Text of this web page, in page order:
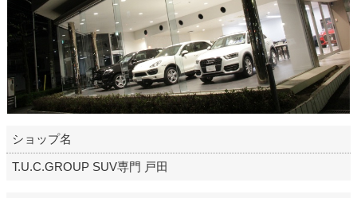
ショップ名
T.U.C.GROUP SUV専門 戸田